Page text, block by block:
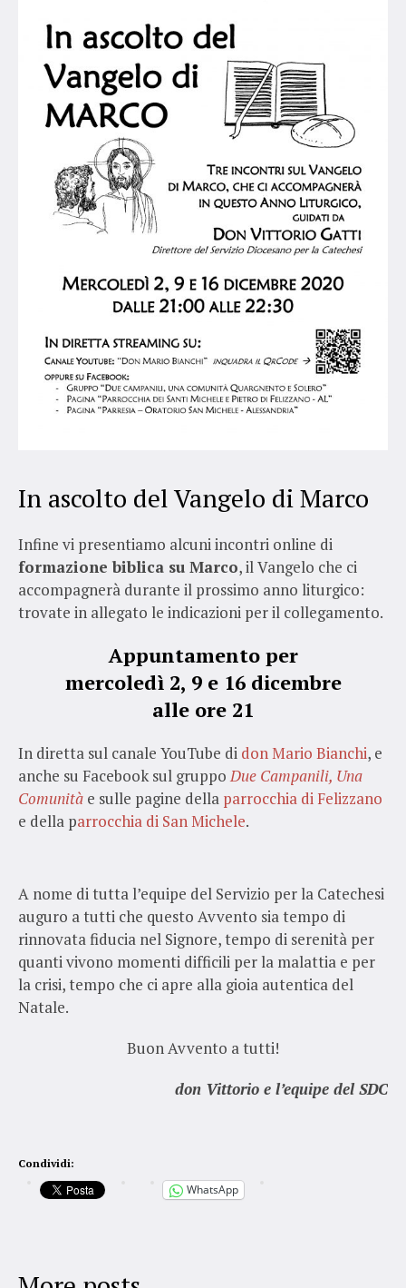
In ascolto del Vangelo di Marco
Infine vi presentiamo alcuni incontri online di
formazione biblica su Marco, il Vangelo che ci
accompagnerà durante il prossimo anno liturgico:
trovate in allegato le indicazioni per il collegamento.
Appuntamento per
mercoledì 2, 9 e 16 dicembre
alle ore 21
In diretta sul canale YouTube di don Mario Bianchi, e
anche su Facebook sul gruppoDue Campanili, Una
Comunità e sulle pagine della parrocchia di Felizzano
e della parrocchia di San Michele.
A nome di tutta l’equipe del Servizio per la Catechesi
auguro a tutti che questo Avvento sia tempo di
rinnovata fiducia nel Signore, tempo di serenità per
quanti vivono momenti difficili per la malattia e per
la crisi, tempo che ci apre alla gioia autentica del
Natale.
Buon Avvento a tutti!
don Vittorio e l’equipe del SDC
Condividi:
WhatsApp